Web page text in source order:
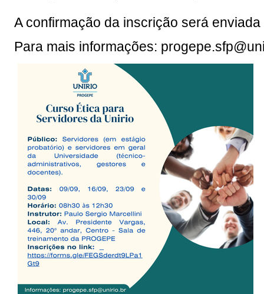
A confirmação da inscrição será
Para mais informações: